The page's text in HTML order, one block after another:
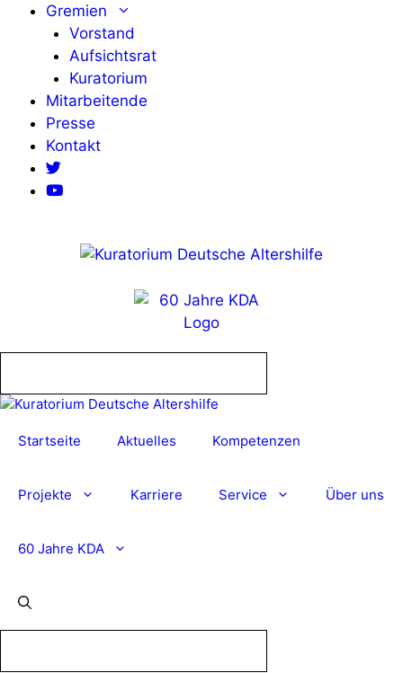
Zum
springen
Gremien
Vorstand
Aufsichtsrat
Kuratorium
Mitarbeitende
Presse
Kontakt
Startseite Aktuelles Kompetenzen
Projekte Karriere Service Über uns
60 Jahre KDA